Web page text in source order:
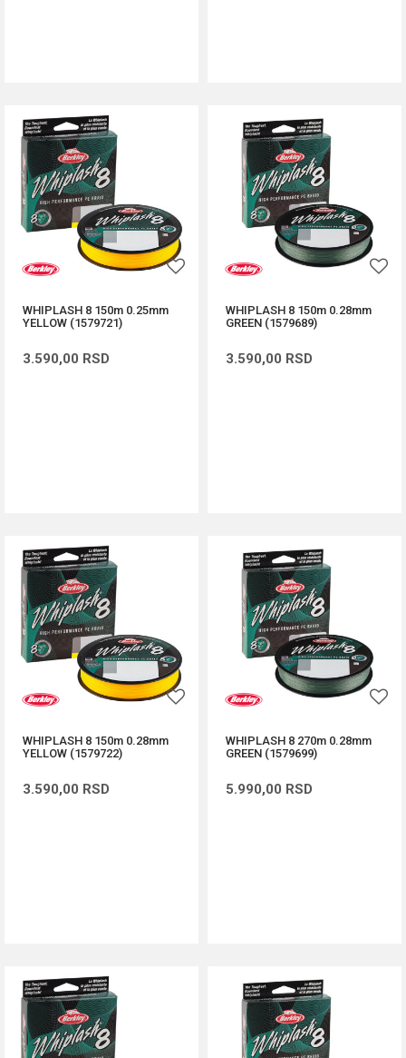
WHIPLASH 8 150m 0.25mm
YELLOW (1579721)
3.590,00 RSD
WHIPLASH 8 150m 0.28mm
GREEN (1579689)
3.590,00 RSD
WHIPLASH 8 150m 0.28mm
YELLOW (1579722)
3.590,00 RSD
WHIPLASH 8 270m 0.28mm
GREEN (1579699)
5.990,00 RSD